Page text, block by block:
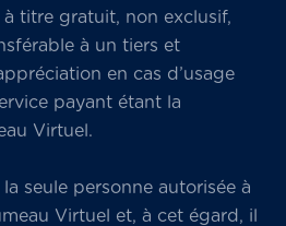
à titre gratuit, non exclusif,
à un tiers et
en cas d’usage
payant étant la
Virtuel.
seule personne autorisée à
Virtuel et, à cet égard, il